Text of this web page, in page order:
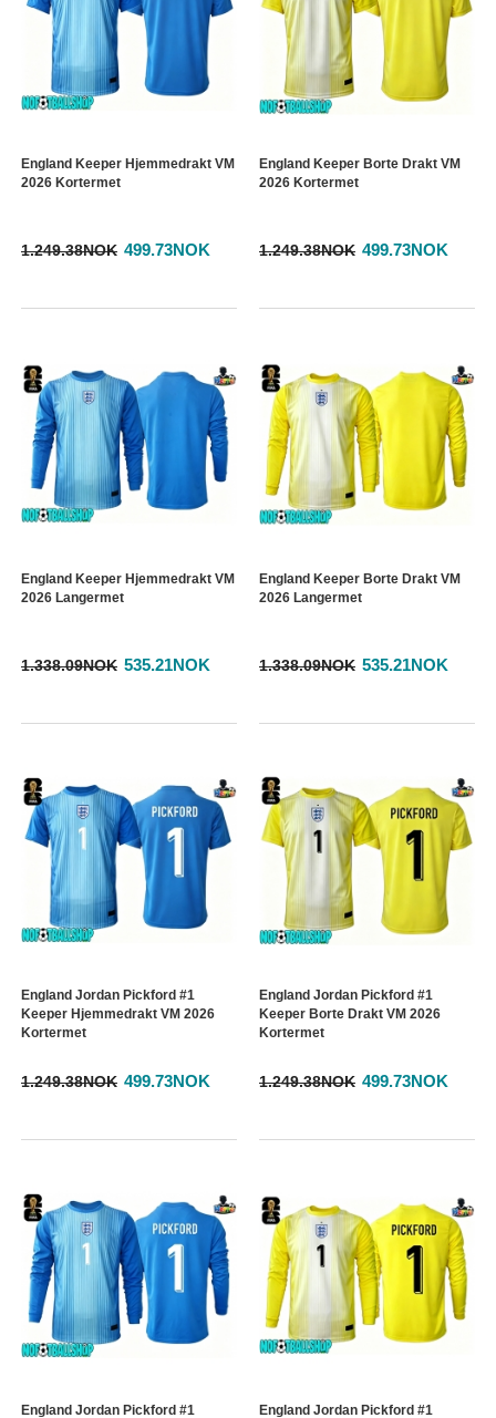
England Keeper Hjemmedrakt VM
2026 Kortermet
1.249.38NOK 499.73NOK
England Keeper Borte Drakt VM
2026 Kortermet
1.249.38NOK 499.73NOK
England Keeper Hjemmedrakt VM
2026 Langermet
1.338.09NOK 535.21NOK
England Keeper Borte Drakt VM
2026 Langermet
1.338.09NOK 535.21NOK
England Jordan Pickford #1
Keeper Hjemmedrakt VM 2026
Kortermet
1.249.38NOK 499.73NOK
England Jordan Pickford #1
Keeper Borte Drakt VM 2026
Kortermet
1.249.38NOK 499.73NOK
England Jordan Pickford #1
England Jordan Pickford #1